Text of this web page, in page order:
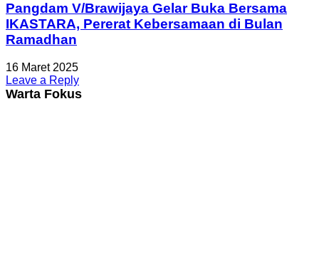
Pangdam V/Brawijaya Gelar Buka Bersama
IKASTARA, Pererat Kebersamaan di Bulan
Ramadhan
16 Maret 2025
Leave a Reply
Warta Fokus